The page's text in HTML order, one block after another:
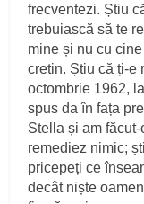
frecventezi. Știu
trebuiască să te
mine și nu cu
cretin. Știu că ți‑e
octombrie 1962,
spus da în fața
Stella și am
remediez nimic;
pricepeți ce
decât niște